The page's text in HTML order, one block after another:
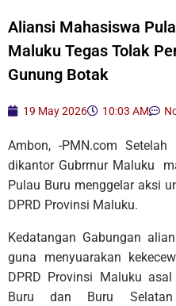
Aliansi Mahasiswa
Maluku Tegas Tolak
Gunung Botak
19 May 2026 10:03 AM
Ambon, -PMN.com
dikantor Gubrrnur Maluku
Pulau Buru menggelar aksi
DPRD Provinsi Maluku.
Kedatangan Gabungan
guna menyuarakan
DPRD Provinsi Maluku
Buru dan Buru